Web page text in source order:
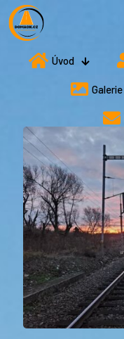
Úvod
Galerie